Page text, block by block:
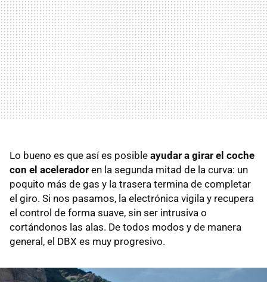
Lo bueno es que así es posible ayudar a girar el coche
con el acelerador en la segunda mitad de la curva: un
poquito más de gas y la trasera termina de completar
el giro. Si nos pasamos, la electrónica vigila y recupera
el control de forma suave, sin ser intrusiva o
cortándonos las alas. De todos modos y de manera
general, el DBX es muy progresivo.